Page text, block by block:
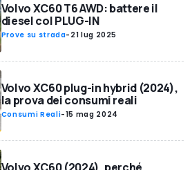
Volvo XC60 T6 AWD: battere il
diesel col PLUG-IN
Prove su strada- 21 lug 2025
Volvo XC60 plug-in hybrid (2024),
la prova dei consumi reali
Consumi Reali-15 mag 2024